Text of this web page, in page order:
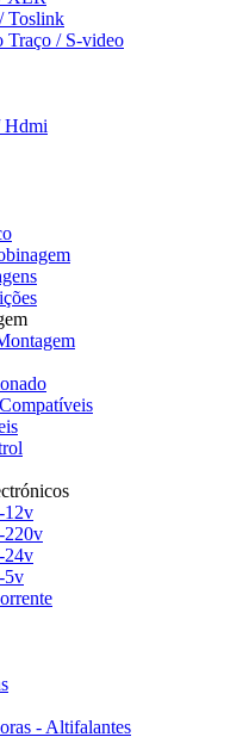
Toslink
Traço / S-video
Hdmi
12v
220v
24v
5v
- Altifalantes